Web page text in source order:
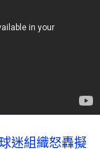
迷組織怒轟擬